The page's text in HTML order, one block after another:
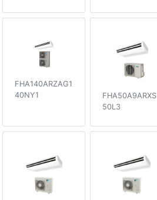
FHA140ARZAG1
40NY1
FHA50A9ARXS
50L3